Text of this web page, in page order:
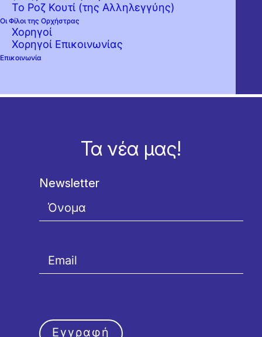
Το Ροζ Κουτί (της Αλληλεγγύης)
Οι Φίλοι της Ορχήστρας
Χορηγοί
Χορηγοί Επικοινωνίας
Επικοινωνία
Τα νέα μας!
Newsletter
Εγγραφή